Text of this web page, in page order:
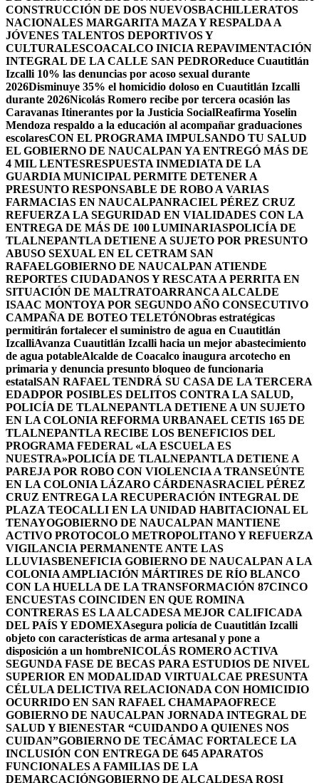
CONSTRUCCIÓN DE DOS NUEVOSBACHILLERATOS
NACIONALES MARGARITA MAZA Y RESPALDA A
JÓVENES TALENTOS DEPORTIVOS Y
CULTURALESCOACALCO INICIA REPAVIMENTACIÓN
INTEGRAL DE LA CALLE SAN PEDROReduce Cuautitlán
Izcalli 10% las denuncias por acoso sexual durante
2026Disminuye 35% el homicidio doloso en Cuautitlán Izcalli
durante 2026Nicolás Romero recibe por tercera ocasión las
Caravanas Itinerantes por la Justicia SocialReafirma Yoselin
Mendoza respaldo a la educación al acompañar graduaciones
escolaresCON EL PROGRAMA IMPULSANDO TU SALUD
EL GOBIERNO DE NAUCALPAN YA ENTREGÓ MÁS DE
4 MIL LENTESRESPUESTA INMEDIATA DE LA
GUARDIA MUNICIPAL PERMITE DETENER A
PRESUNTO RESPONSABLE DE ROBO A VARIAS
FARMACIAS EN NAUCALPANRACIEL PÉREZ CRUZ
REFUERZA LA SEGURIDAD EN VIALIDADES CON LA
ENTREGA DE MÁS DE 100 LUMINARIASPOLICÍA DE
TLALNEPANTLA DETIENE A SUJETO POR PRESUNTO
ABUSO SEXUAL EN EL CETRAM SAN
RAFAELGOBIERNO DE NAUCALPAN ATIENDE
REPORTES CIUDADANOS Y RESCATA A PERRITA EN
SITUACIÓN DE MALTRATOARRANCA ALCALDE
ISAAC MONTOYA POR SEGUNDO AÑO CONSECUTIVO
CAMPAÑA DE BOTEO TELETÓNObras estratégicas
permitirán fortalecer el suministro de agua en Cuautitlán
IzcalliAvanza Cuautitlán Izcalli hacia un mejor abastecimiento
de agua potableAlcalde de Coacalco inaugura arcotecho en
primaria y denuncia presunto bloqueo de funcionaria
estatalSAN RAFAEL TENDRÁ SU CASA DE LA TERCERA
EDADPOR POSIBLES DELITOS CONTRA LA SALUD,
POLICÍA DE TLALNEPANTLA DETIENE A UN SUJETO
EN LA COLONIA REFORMA URBANAEL CETIS 165 DE
TLALNEPANTLA RECIBE LOS BENEFICIOS DEL
PROGRAMA FEDERAL «LA ESCUELA ES
NUESTRA»POLICÍA DE TLALNEPANTLA DETIENE A
PAREJA POR ROBO CON VIOLENCIA A TRANSEÚNTE
EN LA COLONIA LÁZARO CÁRDENASRACIEL PÉREZ
CRUZ ENTREGA LA RECUPERACIÓN INTEGRAL DE
PLAZA TEOCALLI EN LA UNIDAD HABITACIONAL EL
TENAYOGOBIERNO DE NAUCALPAN MANTIENE
ACTIVO PROTOCOLO METROPOLITANO Y REFUERZA
VIGILANCIA PERMANENTE ANTE LAS
LLUVIASBENEFICIA GOBIERNO DE NAUCALPAN A LA
COLONIA AMPLIACIÓN MÁRTIRES DE RÍO BLANCO
CON LA HUELLA DE LA TRANSFORMACIÓN 87CINCO
ENCUESTAS COINCIDEN EN QUE ROMINA
CONTRERAS ES LA ALCADESA MEJOR CALIFICADA
DEL PAÍS Y EDOMEXAsegura policía de Cuautitlán Izcalli
objeto con características de arma artesanal y pone a
disposición a un hombreNICOLÁS ROMERO ACTIVA
SEGUNDA FASE DE BECAS PARA ESTUDIOS DE NIVEL
SUPERIOR EN MODALIDAD VIRTUALCAE PRESUNTA
CÉLULA DELICTIVA RELACIONADA CON HOMICIDIO
OCURRIDO EN SAN RAFAEL CHAMAPAOFRECE
GOBIERNO DE NAUCALPAN JORNADA INTEGRAL DE
SALUD Y BIENESTAR “CUIDANDO A QUIENES NOS
CUIDAN”GOBIERNO DE TECÁMAC FORTALECE LA
INCLUSIÓN CON ENTREGA DE 645 APARATOS
FUNCIONALES A FAMILIAS DE LA
DEMARCACIÓNGOBIERNO DE ALCALDESA ROSI